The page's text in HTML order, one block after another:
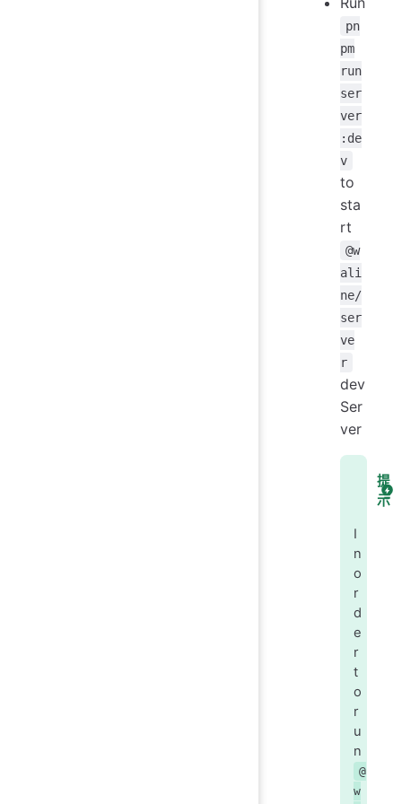
pn
pm
run
ser
ver
:de
v
to
sta
rt
@w
ali
ne/
ser
ve
r
dev
Ser
ver
提
示
I
n
o
r
d
e
r
t
o
r
u
n
@
w